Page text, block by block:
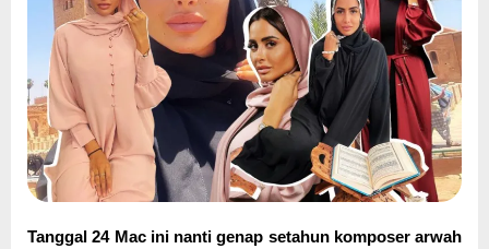
Tanggal 24 Mac ini nanti genap setahun komposer arwah